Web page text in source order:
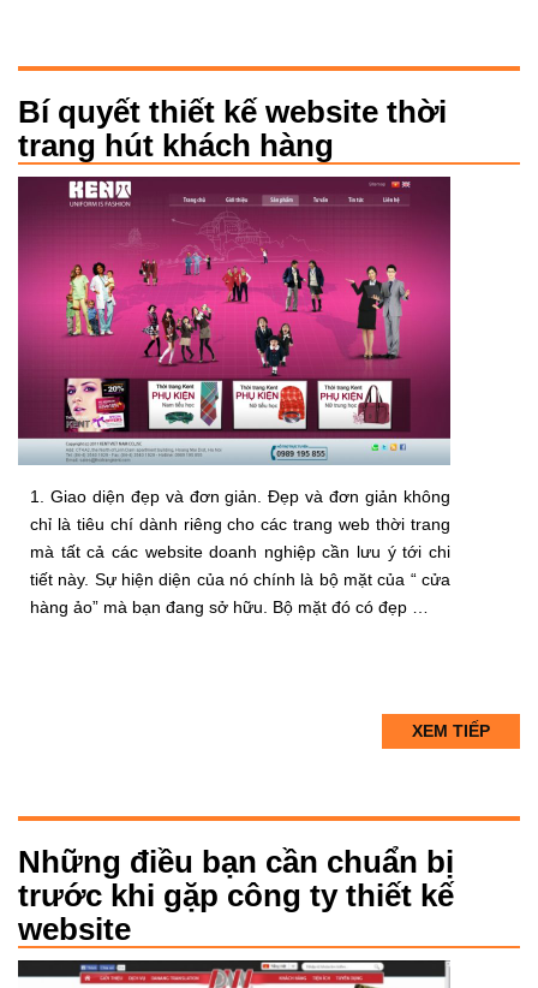
Bí quyết thiết kế website thời
trang hút khách hàng
1. Giao diện đẹp và đơn giản. Đẹp và đơn giản không
chỉ là tiêu chí dành riêng cho các trang web thời trang
mà tất cả các website doanh nghiệp cần lưu ý tới chi
tiết này. Sự hiện diện của nó chính là bộ mặt của “ cửa
hàng ảo” mà bạn đang sở hữu. Bộ mặt đó có đẹp …
XEM TIẾP
Những điều bạn cần chuẩn bị
trước khi gặp công ty thiết kế
website